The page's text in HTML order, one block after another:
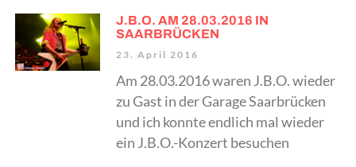
J.B.O. AM 28.03.2016 IN
SAARBRÜCKEN
23. April 2016
Am 28.03.2016 waren J.B.O. wieder
zu Gast in der Garage Saarbrücken
und ich konnte endlich mal wieder
ein J.B.O.-Konzert besuchen